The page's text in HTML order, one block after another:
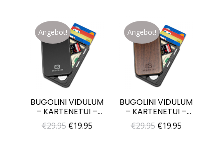
Angebot!
BUGOLINI VIDULUM
– KARTENETUI –
SCHWARZ –
METALLGEHÄUSE –
€29.95 Ursprünglicher
€19.95Aktueller
Angebot!
BUGOLINI VIDULUM
– KARTENETUI –
WALNUSSHOLZ +
PC-HÜLLE –
€29.95 Ursprünglicher
€19.95Aktueller